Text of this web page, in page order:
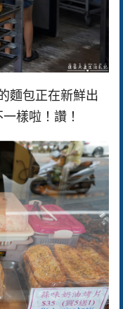
麵包正在新鮮出
樣啦！讚！